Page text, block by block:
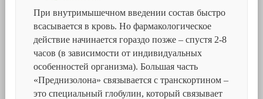
При внутримышечном введении состав быстро
всасывается в кровь. Но фармакологическое
действие начинается гораздо позже – спустя 2-8
часов (в зависимости от индивидуальных
особенностей организма). Большая часть
«Преднизолона» связывается с транскортином –
это специальный глобулин, который связывает